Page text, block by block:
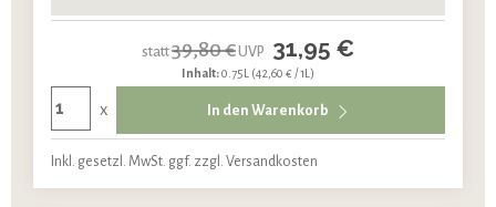
statt39,80 €UVP 31,95 €
Inhalt:0.75L (42,60 € / 1L)
x In den Warenkorb
Inkl. gesetzl. MwSt. ggf. zzgl. Versandkosten